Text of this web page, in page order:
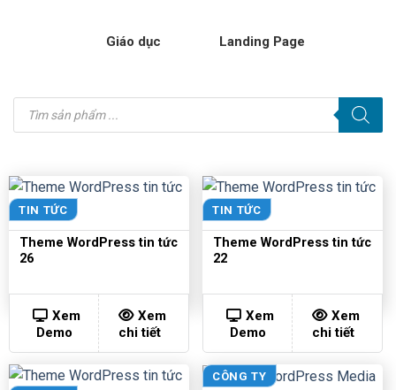
Giáo dục Landing Page
Tìm
kiếm
sản
TIN TỨC
Theme WordPress tin tức
26
Xem
Demo
Xem
chi tiết
TIN TỨC
Theme WordPress tin tức
22
Xem
Demo
Xem
chi tiết
CÔNG TY